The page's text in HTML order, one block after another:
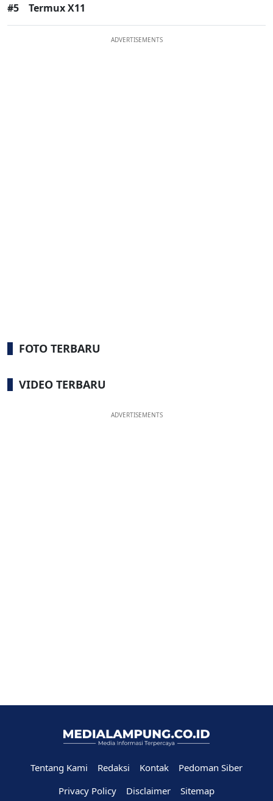
#5 Termux X11
ADVERTISEMENTS
FOTO TERBARU
VIDEO TERBARU
ADVERTISEMENTS
Tentang Kami Redaksi Kontak
Pedoman Siber
Privacy Policy
Disclaimer Sitemap